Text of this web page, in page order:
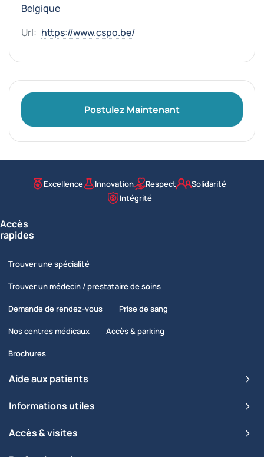
Belgique
Url: https://www.cspo.be/
Postulez Maintenant
Excellence Innovation Respect
Solidarité
Intégrité
Accès
rapides
Trouver une spécialité
Trouver un médecin / prestataire de soins
Demande de rendez-vous Prise de sang
Nos centres médicaux Accès & parking
Brochures
Aide aux patients
Informations utiles
Accès & visites